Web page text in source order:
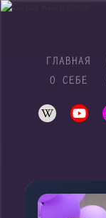
ГЛАВНАЯ
О СЕБЕ